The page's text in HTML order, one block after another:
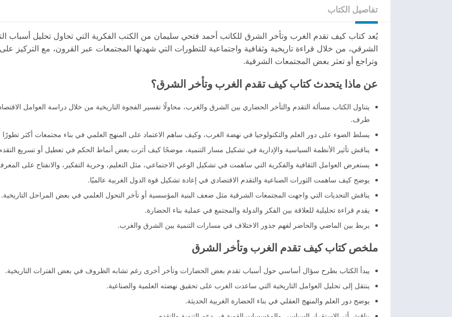
تفاصيل الكتاب
يُعد كتاب كيف تقدم الغرب وتأخر الشرق للكاتب أحمد فتحي سليمان من الكتب الفكرية التي تحاول تحليل أسباب
الشرقي، من خلال قراءة تاريخية وثقافية واجتماعية للتطورات التي شهدتها المجتمعات عبر القرون، مع
وتراجع أو تعثر بعض المجتمعات الشرقية.
عن ماذا يتحدث كتاب كيف تقدم الغرب وتأخر الشرق؟
يتناول الكتاب مسألة التقدم والتأخر الحضاري بين الشرق والغرب، محاولًا تفسير الفجوة التاريخية من خلال دراسة العوامل
طرف.
يسلط الضوء على دور العلم والتكنولوجيا في نهضة الغرب، وكيف ساهم الاعتماد على المنهج العلمي في بناء مجتمعات أكثر تطورًا
يناقش تأثير الأنظمة السياسية والإدارية في تشكيل مسار التنمية، موضحًا كيف أثرت بعض أنماط الحكم في تعطيل أو تسريع
يستعرض العوامل الثقافية والفكرية التي ساهمت في تشكيل الوعي الاجتماعي، مثل التعليم، وحرية التفكير، والانفتاح على
يوضح كيف ساهمت الثورات الصناعية والتقدم الاقتصادي في إعادة تشكيل قوة الدول الغربية عالميًا.
يناقش التحديات التي واجهت المجتمعات الشرقية مثل ضعف البنية المؤسسية أو تأخر التحول العلمي في بعض المراحل التاريخية.
يقدم قراءة تحليلية للعلاقة بين الفكر والدولة والمجتمع في عملية بناء الحضارة.
يربط بين الماضي والحاضر لفهم جذور الاختلاف في مسارات التنمية بين الشرق والغرب.
ملخص كتاب كيف تقدم الغرب وتأخر الشرق
يبدأ الكتاب بطرح سؤال أساسي حول أسباب تقدم بعض الحضارات وتأخر أخرى رغم تشابه الظروف في بعض الفترات التاريخية.
ينتقل إلى تحليل العوامل التاريخية التي ساعدت الغرب على تحقيق نهضته العلمية والصناعية.
يوضح دور العلم والمنهج العقلي في بناء الحضارة الغربية الحديثة.